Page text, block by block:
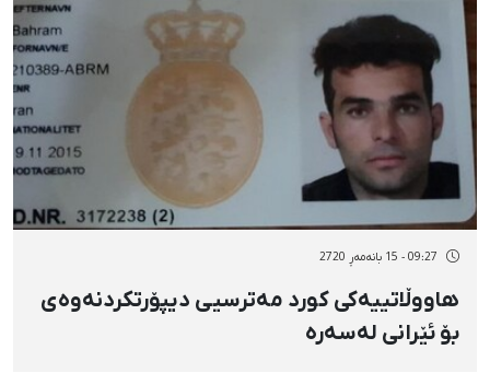
09:27 - 15 بانەمەڕ 2720
هاووڵاتییەکی کورد مەترسیی دیپۆرتکردنەوەی
بۆ ئێرانی لەسەرە